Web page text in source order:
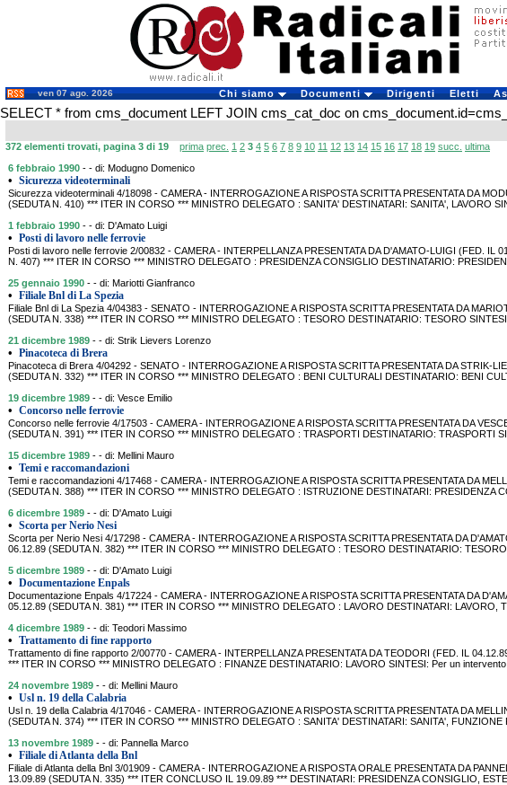
ven 07 ago. 2026 Chi siamo Documenti Dirigenti Eletti
SELECT * from cms_document LEFT JOIN cms_cat_doc on
372 elementi trovati, pagina 3 di 19 prima prec. 1 2 3 4 5 6 7 8 9 10 11 12 13 14 15 16 17 18 19 succ. ultima
6 febbraio 1990 - - di: Modugno Domenico
• Sicurezza videoterminali
Sicurezza videoterminali 4/18098 - CAMERA - INTERROGAZIONE A RISPOSTA SCRITTA PRESENTATA DA
(SEDUTA N. 410) *** ITER IN CORSO *** MINISTRO DELEGATO : SANITA' DESTINATARI: SANITA', LAVORO
1 febbraio 1990 - - di: D'Amato Luigi
• Posti di lavoro nelle ferrovie
Posti di lavoro nelle ferrovie 2/00832 - CAMERA - INTERPELLANZA PRESENTATA DA D'AMATO-LUIGI (FED. IL
N. 407) *** ITER IN CORSO *** MINISTRO DELEGATO : PRESIDENZA CONSIGLIO DESTINATARIO:
25 gennaio 1990 - - di: Mariotti Gianfranco
• Filiale Bnl di La Spezia
Filiale Bnl di La Spezia 4/04383 - SENATO - INTERROGAZIONE A RISPOSTA SCRITTA PRESENTATA DA
(SEDUTA N. 338) *** ITER IN CORSO *** MINISTRO DELEGATO : TESORO DESTINATARIO: TESORO
21 dicembre 1989 - - di: Strik Lievers Lorenzo
• Pinacoteca di Brera
Pinacoteca di Brera 4/04292 - SENATO - INTERROGAZIONE A RISPOSTA SCRITTA PRESENTATA DA STRIK-
(SEDUTA N. 332) *** ITER IN CORSO *** MINISTRO DELEGATO : BENI CULTURALI DESTINATARIO: BENI
19 dicembre 1989 - - di: Vesce Emilio
• Concorso nelle ferrovie
Concorso nelle ferrovie 4/17503 - CAMERA - INTERROGAZIONE A RISPOSTA SCRITTA PRESENTATA DA
(SEDUTA N. 391) *** ITER IN CORSO *** MINISTRO DELEGATO : TRASPORTI DESTINATARIO: TRASPORTI
15 dicembre 1989 - - di: Mellini Mauro
• Temi e raccomandazioni
Temi e raccomandazioni 4/17468 - CAMERA - INTERROGAZIONE A RISPOSTA SCRITTA PRESENTATA DA
(SEDUTA N. 388) *** ITER IN CORSO *** MINISTRO DELEGATO : ISTRUZIONE DESTINATARI: PRESIDENZA
6 dicembre 1989 - - di: D'Amato Luigi
• Scorta per Nerio Nesi
Scorta per Nerio Nesi 4/17298 - CAMERA - INTERROGAZIONE A RISPOSTA SCRITTA PRESENTATA DA
06.12.89 (SEDUTA N. 382) *** ITER IN CORSO *** MINISTRO DELEGATO : TESORO DESTINATARIO:
5 dicembre 1989 - - di: D'Amato Luigi
• Documentazione Enpals
Documentazione Enpals 4/17224 - CAMERA - INTERROGAZIONE A RISPOSTA SCRITTA PRESENTATA DA
05.12.89 (SEDUTA N. 381) *** ITER IN CORSO *** MINISTRO DELEGATO : LAVORO DESTINATARI: LAVORO,
4 dicembre 1989 - - di: Teodori Massimo
• Trattamento di fine rapporto
Trattamento di fine rapporto 2/00770 - CAMERA - INTERPELLANZA PRESENTATA DA TEODORI (FED. IL
*** ITER IN CORSO *** MINISTRO DELEGATO : FINANZE DESTINATARIO: LAVORO SINTESI: Per un
24 novembre 1989 - - di: Mellini Mauro
• Usl n. 19 della Calabria
Usl n. 19 della Calabria 4/17046 - CAMERA - INTERROGAZIONE A RISPOSTA SCRITTA PRESENTATA DA
(SEDUTA N. 374) *** ITER IN CORSO *** MINISTRO DELEGATO : SANITA' DESTINATARI: SANITA', FUNZIONE
13 novembre 1989 - - di: Pannella Marco
• Filiale di Atlanta della Bnl
Filiale di Atlanta della Bnl 3/01909 - CAMERA - INTERROGAZIONE A RISPOSTA ORALE PRESENTATA DA
13.09.89 (SEDUTA N. 335) *** ITER CONCLUSO IL 19.09.89 *** DESTINATARI: PRESIDENZA CONSIGLIO,